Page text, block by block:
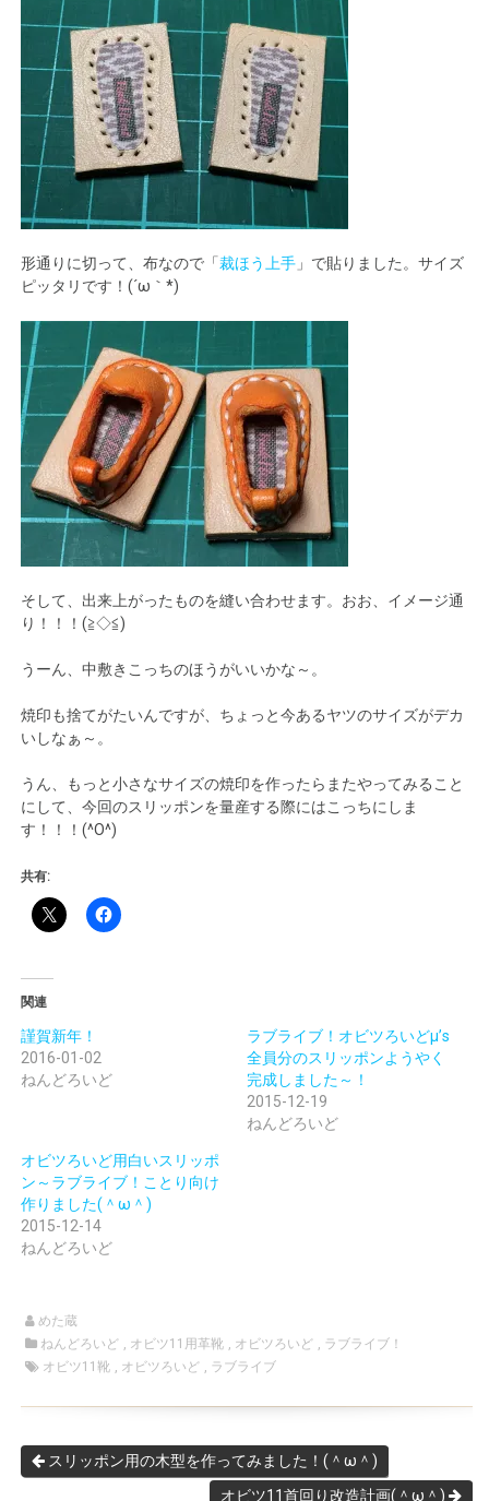
形通りに切って、布なので「裁ほう上手 」で貼りました。サイズ
ピッタリです！(´ω｀*)
そして、出来上がったものを縫い合わせます。おお、イメージ通
り！！！(≧◇≦)
うーん、中敷きこっちのほうがいいかな～。
焼印も捨てがたいんですが、ちょっと今あるヤツのサイズがデカ
いしなぁ～。
うん、もっと小さなサイズの焼印を作ったらまたやってみること
にして、今回のスリッポンを量産する際にはこっちにしま
す！！！(^O^)
共有:
関連
謹賀新年！
2016-01-02
ねんどろいど
ラブライブ！オビツろいどμ’s
全員分のスリッポンようやく
完成しました～！
2015-12-19
ねんどろいど
オビツろいど用白いスリッポ
ン～ラブライブ！ことり向け
作りました(＾ω＾)
2015-12-14
ねんどろいど
めた蔵
ねんどろいど , オビツ11用革靴 , オビツろいど , ラブライブ！
オビツ11靴 , オビツろいど , ラブライブ
スリッポン用の木型を作ってみました！(＾ω＾)
オビツ11首回り改造計画(＾ω＾)